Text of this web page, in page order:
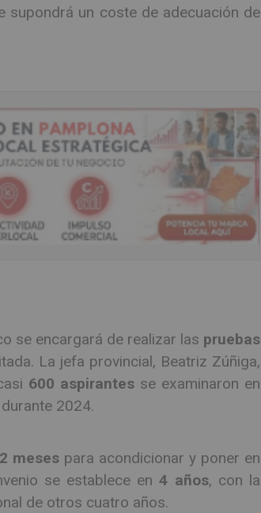
supondrá un coste de adecuación de
se encargará de realizar las pruebas
La jefa provincial, Beatriz Zúñiga,
600 aspirantes se examinaron en
2024.
meses para acondicionar y poner en
se establece en4 años, con la
de otros cuatro años.